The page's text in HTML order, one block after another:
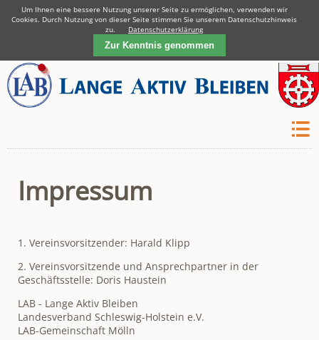
LAB-GEMEINSCHAFT MÖLLN :: TELEFON: 04542 - 82 25 46
Impressum
1. Vereinsvorsitzender: Harald Klipp
2. Vereinsvorsitzende und Ansprechpartner in der
Geschäftsstelle: Doris Haustein
LAB - Lange Aktiv Bleiben
Landesverband Schleswig-Holstein e.V.
LAB-Gemeinschaft Mölln
Um Ihnen eine bessere Nutzung unserer Seite zu ermöglichen, verwenden wir
Cookies. Durch Nutzung von dieser Seite stimmen Sie unserem Datenschutzhinweis
zu.
Datenschutzerklärung
Zur Kenntnis genommen